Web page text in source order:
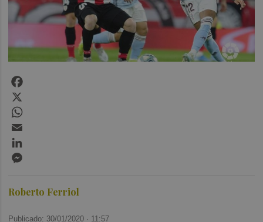
Roberto Ferriol
Publicado: 30/01/2020 · 11:57